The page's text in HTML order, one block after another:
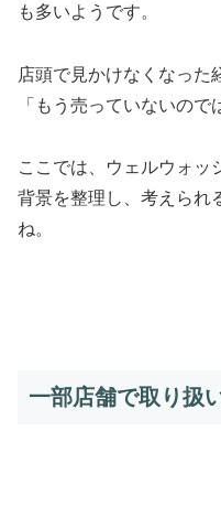
も多いようです。
店頭で見かけなくなった
「もう売っていないので
ここでは、ウェルウォッ
背景を整理し、考えられ
ね。
一部店舗で取り扱